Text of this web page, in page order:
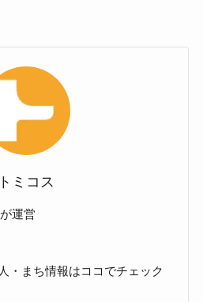
トミコス
運営
・まち情報はココでチェック